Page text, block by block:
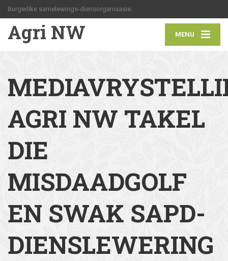
Burgerlike samelewings-diensorganisasie
MENU
Agri NW
AGRI NW TAKEL
DIE
MISDAADGOLF
EN SWAK SAPD-
DIENSLEWERING